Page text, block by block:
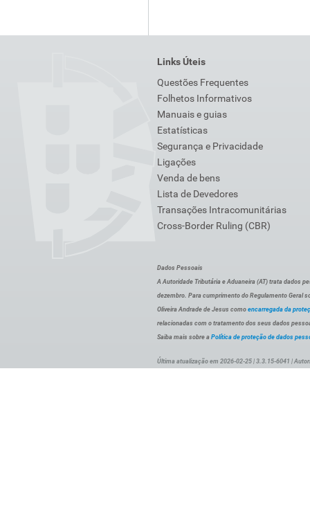
Links Úteis
Questões Frequentes
Folhetos Informativos
Manuais e guias
Estatísticas
Segurança e Privacidade
Ligações
Venda de bens
Lista de Devedores
Transações Intracomunitárias
Cross-Border Ruling (CBR)
Dados Pessoais
A Autoridade Tributária e Aduaneira (AT) trata dados
dezembro. Para cumprimento do Regulamento Geral
Oliveira Andrade de Jesus como encarregada da
relacionadas com o tratamento dos seus dados
Saiba mais sobre a Política de proteção de dados
Última atualização em 2026-02-25 | 3.3.15-6041 |